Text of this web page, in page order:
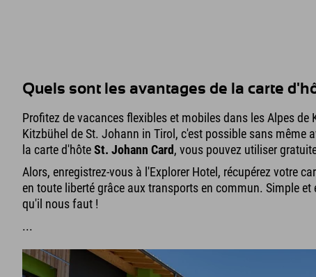
Quels sont les avantages de la carte
Profitez de vacances flexibles et mobiles dans les Alpes de
Kitzbühel de St. Johann in Tirol, c'est possible sans même
la carte d'hôteSt. Johann Card, vous pouvez utiliser
Alors, enregistrez-vous à l'Explorer Hotel, récupérez votre
en toute liberté grâce aux transports en commun. Simple
qu'il nous faut !
...